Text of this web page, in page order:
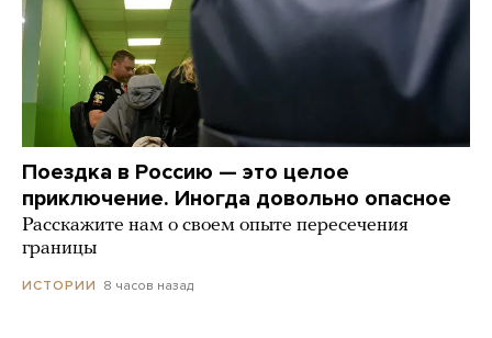
Поездка в Россию — это целое
приключение. Иногда довольно опасное
Расскажите нам о своем опыте пересечения
границы
ИСТОРИИ 8 часов назад